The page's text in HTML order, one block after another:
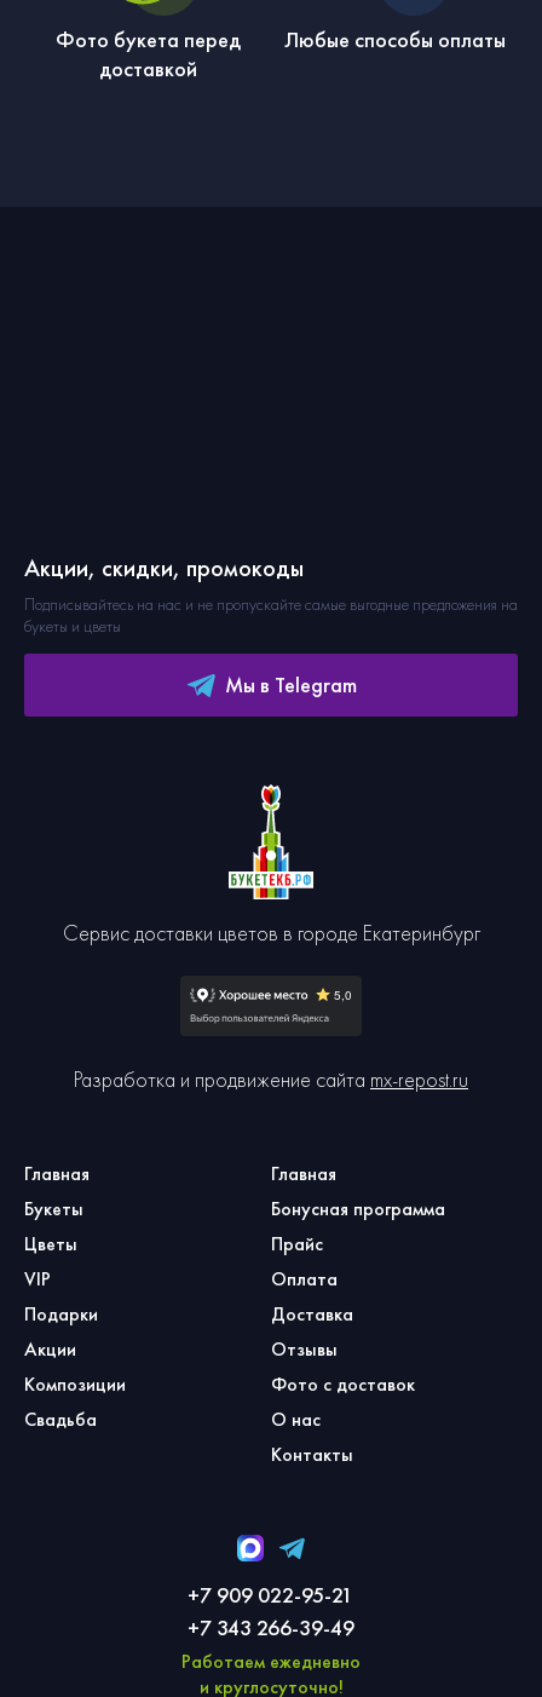
Фото букета перед
доставкой
Любые способы оплаты
Главная
Букеты
Цветы
VIP
Подарки
Акции
Композиции
Свадьба
Главная
Бонусная программа
Прайс
Оплата
Доставка
Отзывы
Фото с доставок
О нас
Контакты
Сервис доставки цветов в городе Екатеринбург
Разработка и продвижение сайта mx-repost.ru
Акции, скидки, промокоды
Подписывайтесь на нас и не пропускайте самые выгодные предложения на
букеты и цветы
Мы в Telegram
+7 909 022-95-21
+7 343 266-39-49
Работаем ежедневно
и круглосуточно!